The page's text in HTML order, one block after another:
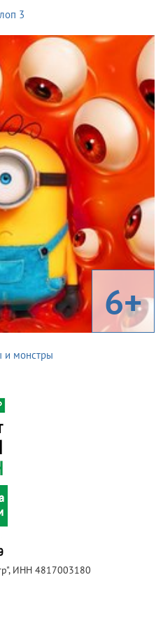
3
6+
и монстры
ИНН 4817003180